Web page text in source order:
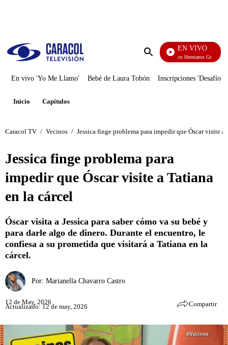
Enviar
EN VIVO
Cuentos De Los Hermanos Grimm
En vivo 'Yo Me Llamo' Bebé de Laura Tobón Inscripciones 'Desafío'
Inicio Capítulos
Caracol TV / Vecinos / Jessica finge problema para impedir que Óscar visite a
Jessica finge problema para
impedir que Óscar visite a Tatiana
en la cárcel
Óscar visita a Jessica para saber cómo va su bebé y
para darle algo de dinero. Durante el encuentro, le
confiesa a su prometida que visitará a Tatiana en la
cárcel.
Por: Marianella Chavarro Castro
12 de May, 2026
Actualizado: 12 de may, 2026 Compartir